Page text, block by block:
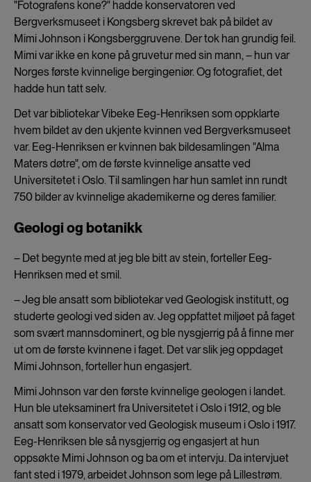
"Fotografens kone?" hadde konservatoren ved
Bergverksmuseet i Kongsberg skrevet bak på bildet av
Mimi Johnson i Kongsberggruvene. Der tok han grundig feil.
Mimi var ikke en kone på gruvetur med sin mann, – hun var
Norges første kvinnelige bergingeniør. Og fotografiet, det
hadde hun tatt selv.
Det var bibliotekar Vibeke Eeg-Henriksen som oppklarte
hvem bildet av den ukjente kvinnen ved Bergverksmuseet
var. Eeg-Henriksen er kvinnen bak bildesamlingen "Alma
Maters døtre", om de første kvinnelige ansatte ved
Universitetet i Oslo. Til samlingen har hun samlet inn rundt
750 bilder av kvinnelige akademikerne og deres familier.
Geologi og botanikk
– Det begynte med at jeg ble bitt av stein, forteller Eeg-
Henriksen med et smil.
– Jeg ble ansatt som bibliotekar ved Geologisk institutt, og
studerte geologi ved siden av. Jeg oppfattet miljøet på faget
som svært mannsdominert, og ble nysgjerrig på å finne mer
ut om de første kvinnene i faget. Det var slik jeg oppdaget
Mimi Johnson, forteller hun engasjert.
Mimi Johnson var den første kvinnelige geologen i landet.
Hun ble uteksaminert fra Universitetet i Oslo i 1912, og ble
ansatt som konservator ved Geologisk museum i Oslo i 1917.
Eeg-Henriksen ble så nysgjerrig og engasjert at hun
oppsøkte Mimi Johnson og ba om et intervju. Da intervjuet
fant sted i 1979, arbeidet Johnson som lege på Lillestrøm.